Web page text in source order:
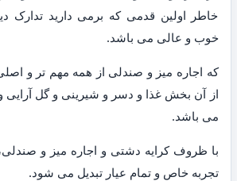
خاطر اولین قدمی که برمی دارید تدارک
خوب و عالی می باشد.
که اجاره میز و صندلی از همه مهم تر و
از آن بخش غذا و دسر و شیرینی و گل آرایی
می باشد.
با ظروف کرایه دشتی و اجاره میز و
تجربه خاص و تمام عیار تبدیل می شود.